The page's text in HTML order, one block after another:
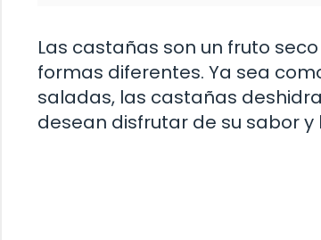
Las castañas son un fruto
formas diferentes. Ya sea
saladas, las castañas
desean disfrutar de su sabor